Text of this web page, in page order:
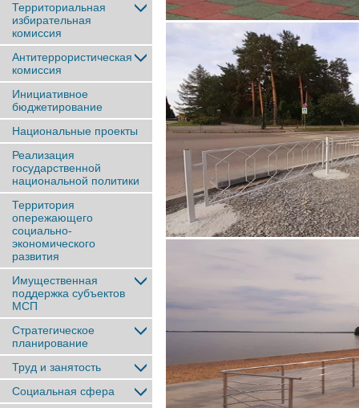
Территориальная
избирательная
комиссия
Антитеррористическая
комиссия
Инициативное
бюджетирование
Национальные проекты
Реализация
государственной
национальной политики
Территория
опережающего
социально-
экономического
развития
Имущественная
поддержка субъектов
МСП
Стратегическое
планирование
Труд и занятость
Социальная сфера